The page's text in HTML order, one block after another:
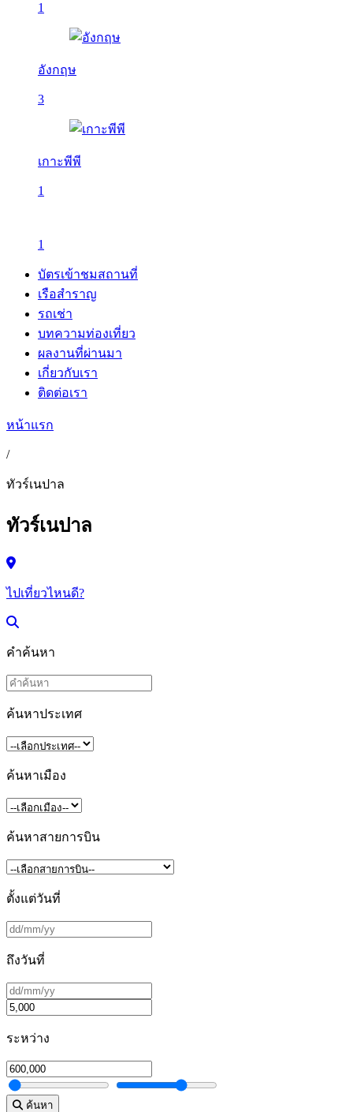
1
อังกฤษ
3
เกาะพีพี
1
1
บัตรเข้าชมสถานที่
เรือสำราญ
รถเช่า
บทความท่องเที่ยว
ผลงานที่ผ่านมา
เกี่ยวกับเรา
ติดต่อเรา
หน้าแรก
/
ทัวร์เนปาล
ทัวร์เนปาล
ไปเที่ยวไหนดี?
คำค้นหา
ค้นหาประเทศ
ค้นหาเมือง
ค้นหาสายการบิน
ตั้งแต่วันที่
ถึงวันที่
ระหว่าง
ค้นหา